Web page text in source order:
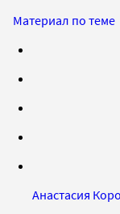
Материал по теме
Анастасия